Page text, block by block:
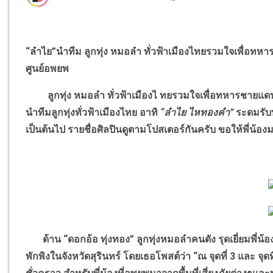
“ลำไย”นำทีม ลูกทุ่ง หมอลำ ทั่วฟ้าเมืองไทยรวมใจเพื่อทห
ศูนย์อพยพ
ลูกทุ่ง หมอลำ ทั่วฟ้าเมืองไ ทยรวมใจเพื่อทหารชายแ
นำทีมลูกทุ่งทั่วฟ้าเมืองไทย อาทิ “ลำไย ไหทองคำ” ระดมรับ
เป็นต้นไป รายชื่อศิลปินดูตามโปสเตอร์กันครับ ขอให้พี่น้อ
ด้าน “ดอกอ้อ ทุ่งทอง” ลูกทุ่งหมอลำคนดัง รุดเยี่ยมพี่น้
พักพิงในจังหวัดสุรินทร์ โดยเธอโพสต์ว่า “ณ จุดที่ 3 และ จุ